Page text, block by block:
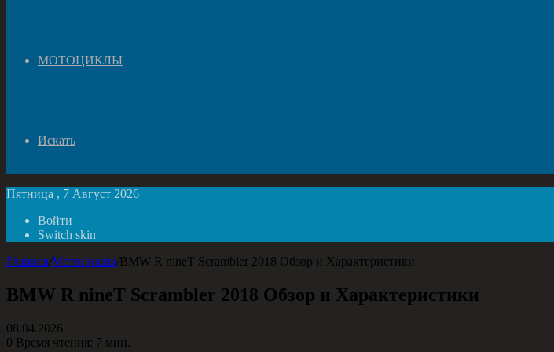
МОТОЦИКЛЫ
Искать
Пятница , 7 Август 2026
Войти
Switch skin
Главная/Мотоциклы/BMW R nineT Scrambler 2018 Обзор и Характеристики
BMW R nineT Scrambler 2018 Обзор и Характеристики
08.04.2026
0 Время чтения: 7 мин.